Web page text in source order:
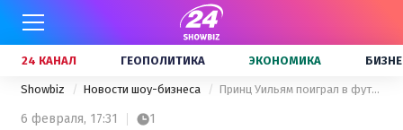
24 КАНАЛ ГЕОПОЛИТИКА ЭКОНОМИКА
Showbiz Новости шоу-бизнеса Принц Уильям поиграл в футбол: какую инициативу запустил наследник королевы Елизаветы II
6 февраля, 17:31 1